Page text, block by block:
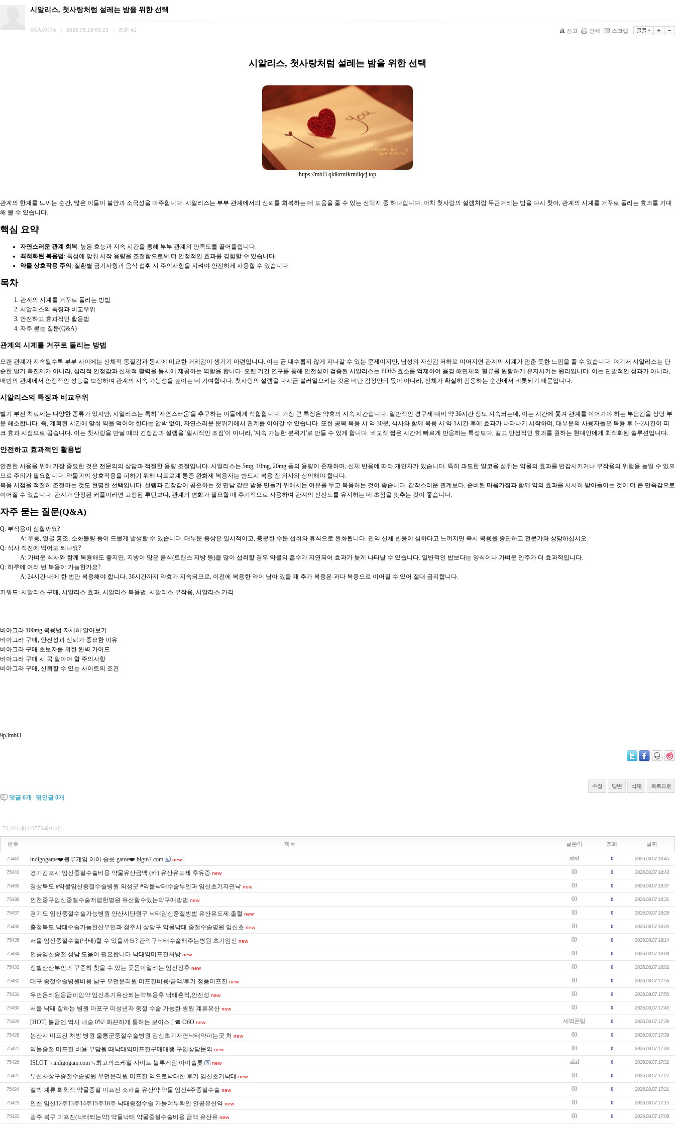
시알리스, 첫사랑처럼 설레는 밤을 위한 선택
6XAx9I7m 2026.05.19 09:23 조회 42 신고 인쇄 스크랩
시알리스, 첫사랑처럼 설레는 밤을 위한 선택
https://mbl3.qldkrmfkrndlqcj.top
관계의 한계를 느끼는 순간, 많은 이들이 불안과 소극성을 마주합니다. 시알리스는 부부 관계에서의 신뢰를 회복하는 데 도움을 줄 수 있는 선택지 중 하나입니다. 마치 첫사랑의 설렘처럼 두근거리는 밤을 다시 찾아, 관계의 시계를 거꾸로 돌리는 효과를 기대
해 볼 수 있습니다.
핵심 요약
자연스러운 관계 회복: 높은 효능과 지속 시간을 통해 부부 관계의 만족도를 끌어올립니다.
최적화된 복용법: 특성에 맞춰 시작 용량을 조절함으로써 더 안정적인 효과를 경험할 수 있습니다.
약물 상호작용 주의: 질환별 금기사항과 음식 섭취 시 주의사항을 지켜야 안전하게 사용할 수 있습니다.
목차
관계의 시계를 거꾸로 돌리는 방법
시알리스의 특징과 비교우위
안전하고 효과적인 활용법
자주 묻는 질문(Q&A)
관계의 시계를 거꾸로 돌리는 방법
오랜 관계가 지속될수록 부부 사이에는 신체적 동질감과 동시에 미묘한 거리감이 생기기 마련입니다. 이는 곧 대수롭지 않게 지나갈 수 있는 문제이지만, 남성의 자신감 저하로 이어지면 관계의 시계가 멈춘 듯한 느낌을 줄 수 있습니다. 여기서 시알리스는 단
순한 발기 촉진제가 아니라, 심리적 안정감과 신체적 활력을 동시에 제공하는 역할을 합니다. 오랜 기간 연구를 통해 안전성이 검증된 시알리스는 PDE5 효소를 억제하여 음경 해면체의 혈류를 원활하게 유지시키는 원리입니다. 이는 단발적인 성과가 아니라,
매번의 관계에서 안정적인 성능을 보장하여 관계의 지속 가능성을 높이는 데 기여합니다. 첫사랑의 설렘을 다시금 불러일으키는 것은 비단 감정만의 몫이 아니라, 신체가 확실히 감응하는 순간에서 비롯되기 때문입니다.
시알리스의 특징과 비교우위
발기 부전 치료제는 다양한 종류가 있지만, 시알리스는 특히 '자연스러움'을 추구하는 이들에게 적합합니다. 가장 큰 특징은 약효의 지속 시간입니다. 일반적인 경구제 대비 약 36시간 정도 지속되는데, 이는 시간에 쫓겨 관계를 이어가야 하는 부담감을 상당 부
분 해소합니다. 즉, 계획된 시간에 맞춰 약을 먹어야 한다는 압박 없이, 자연스러운 분위기에서 관계를 이어갈 수 있습니다. 또한 공복 복용 시 약 30분, 식사와 함께 복용 시 약 1시간 후에 효과가 나타나기 시작하며, 대부분의 사용자들은 복용 후 1~2시간이 피
크 효과 시점으로 꼽습니다. 이는 첫사랑을 만날 때의 긴장감과 설렘을 '일시적인 조짐'이 아니라, '지속 가능한 분위기'로 만들 수 있게 합니다. 비교적 짧은 시간에 빠르게 반응하는 특성보다, 길고 안정적인 효과를 원하는 현대인에게 최적화된 솔루션입니다.
안전하고 효과적인 활용법
안전한 사용을 위해 가장 중요한 것은 전문의의 상담과 적절한 용량 조절입니다. 시알리스는 5mg, 10mg, 20mg 등의 용량이 존재하며, 신체 반응에 따라 개인차가 있습니다. 특히 과도한 알코올 섭취는 약물의 효과를 반감시키거나 부작용의 위험을 높일 수 있으
므로 주의가 필요합니다. 약물과의 상호작용을 피하기 위해 니트로계 통증 완화제 복용자는 반드시 복용 전 의사와 상의해야 합니다.
복용 시점을 적절히 조절하는 것도 현명한 선택입니다. 설렘과 긴장감이 공존하는 첫 만남 같은 밤을 만들기 위해서는 여유를 두고 복용하는 것이 좋습니다. 갑작스러운 관계보다, 준비된 마음가짐과 함께 약의 효과를 서서히 받아들이는 것이 더 큰 만족감으로
이어질 수 있습니다. 관계가 안정된 커플이라면 고정된 루틴보다, 관계의 변화가 필요할 때 주기적으로 사용하여 관계의 신선도를 유지하는 데 초점을 맞추는 것이 좋습니다.
자주 묻는 질문(Q&A)
Q: 부작용이 심할까요?
A: 두통, 얼굴 홍조, 소화불량 등이 드물게 발생할 수 있습니다. 대부분 증상은 일시적이고, 충분한 수분 섭취와 휴식으로 완화됩니다. 만약 신체 반응이 심하다고 느껴지면 즉시 복용을 중단하고 전문가와 상담하십시오.
Q: 식사 직전에 먹어도 되나요?
A: 가벼운 식사와 함께 복용해도 좋지만, 지방이 많은 음식(트랜스 지방 등)을 많이 섭취할 경우 약물의 흡수가 지연되어 효과가 늦게 나타날 수 있습니다. 일반적인 밥보다는 양식이나 가벼운 안주가 더 효과적입니다.
Q: 하루에 여러 번 복용이 가능한가요?
A: 24시간 내에 한 번만 복용해야 합니다. 36시간까지 약효가 지속되므로, 이전에 복용한 약이 남아 있을 때 추가 복용은 과다 복용으로 이어질 수 있어 절대 금지합니다.
키워드: 시알리스 구매, 시알리스 효과, 시알리스 복용법, 시알리스 부작용, 시알리스 가격
비아그라 100mg 복용법 자세히 알아보기
비아그라 구매, 안전성과 신뢰가 중요한 이유
비아그라 구매 초보자를 위한 완벽 가이드
비아그라 구매 시 꼭 알아야 할 주의사항
비아그라 구매, 신뢰할 수 있는 사이트의 조건
9p3mbl3
수정 답변 삭제 목록으로
댓글 0개 | 엮인글 0개
75,441개(1/3773페이지)
번호 제목 글쓴이 조회 날짜
75441 indigogame❤️블루게임 아이 슬롯 game❤️ blgm7.com new adad 0 2026.08.07 18:45
75440 경기김포시 임신중절수술비용 약물유산금액 (카) 유산유도제 후유증 new 00 0 2026.08.07 18:43
75439 경상북도 #약물임신중절수술병원 의성군 #약물낙태수술부인과 임신초기자연낙 new 00 0 2026.08.07 18:37
75438 인천중구임신중절수술저렴한병원 유산할수있는약구매방법 new 00 0 2026.08.07 18:31
75437 경기도 임신중절수술가능병원 안산시단원구 낙태임신중절방법 유산유도제 출혈 new 00 0 2026.08.07 18:25
75436 충청북도 낙태수술가능한산부인과 청주시 상당구 약물낙태 중절수술병원 임신초 new 00 0 2026.08.07 18:20
75435 서울 임신중절수술(낙태)할 수 있을까요? 관악구낙태수술해주는병원 초기임신 new 00 0 2026.08.07 18:14
75434 인공임신중절 성남 도움이 필요합니다 낙­태약미­프진처방 new 00 0 2026.08.07 18:08
75433 정발산산부인과 꾸준히 찾을 수 있는 곳몸이알리는 임신징후 new 00 0 2026.08.07 18:02
75432 대구 중절수술병원비용 남구 우먼온리원 미프진비용/금액/후기 정품미­프진 new 00 0 2026.08.07 17:56
75431 우먼온리원응급피임약 임신초기유산되는약복용후 낙태흔적,안전성 new 00 0 2026.08.07 17:50
75430 서울 낙태 잘하는 병원 마포구 미성년자 중절 수술 가능한 병원 계류유산 new 00 0 2026.08.07 17:45
75429 [HOT] 불금엔 역시 내숭 0%! 화끈하게 통하는 보이스 [ ☎ O6O new 새벽폰팅 0 2026.08.07 17:39
75428 논산시 미프진 처방 병원 울릉군중절수술병원 임신초기자연낙태약파는곳 처 new 00 0 2026.08.07 17:39
75427 약물중절 미프진 비용 부담될 때낙태약미프진구매대행 구입상담문의 new 00 0 2026.08.07 17:33
75426 ISLOT↘indigogam.com↘최고의스케일 사이트 블루게임 아이슬롯 new adad 0 2026.08.07 17:32
75425 부산사상구중절수술병원 우먼온리원 미프진 약으로낙태한 후기 임신초기낙태 new 00 0 2026.08.07 17:27
75424 절박 계류 화학적 약물중절 미프진 소파술 유산약 약물 임신4주중절수술 new 00 0 2026.08.07 17:21
75423 인천 임신12주13주14주15주16주 낙태중절수술 가능여부확인 인공유산약 new 00 0 2026.08.07 17:15
75422 광주 북구 미프진(낙태되는약) 약물낙태 약물중절수술비용 금액 유산유 new 00 0 2026.08.07 17:09